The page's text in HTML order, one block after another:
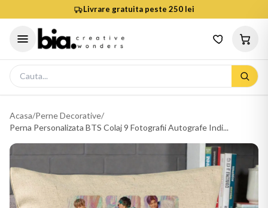
Livrare gratuita peste 250 lei
Acasa/Perne Decorative/
Perna Personalizata BTS Colaj 9 Fotografii Autografe Indi...